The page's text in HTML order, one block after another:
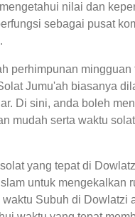
nilai dan
sebagai pusat
perhimpunan mingguan
Jumu'ah biasanya
Di sini, anda boleh
mudah serta waktu
yang tepat di
untuk mengekalkan
Subuh di Dowlatzi